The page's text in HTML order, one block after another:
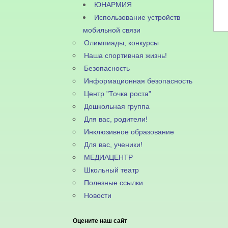
ЮНАРМИЯ
Использование устройств
мобильной связи
Олимпиады, конкурсы
Наша спортивная жизнь!
Безопасность
Информационная безопасность
Центр "Точка роста"
Дошкольная группа
Для вас, родители!
Инклюзивное образование
Для вас, ученики!
МЕДИАЦЕНТР
Школьный театр
Полезные ссылки
Новости
Оцените наш сайт